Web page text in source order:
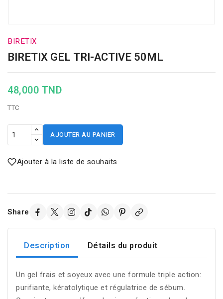
BIRETIX
BIRETIX GEL TRI-ACTIVE 50ML
48,000 TND
TTC
AJOUTER AU PANIER
Ajouter à la liste de souhaits
Share
Description Détails du produit
Un gel frais et soyeux avec une formule triple action:
purifiante, kératolytique et régulatrice de sébum.